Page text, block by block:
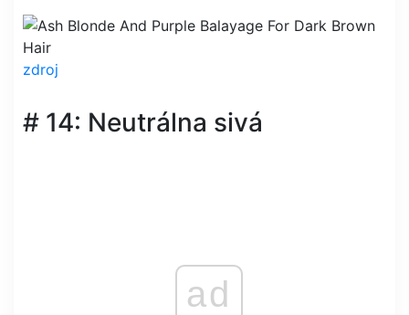
zdroj
# 14: Neutrálna sivá
ad